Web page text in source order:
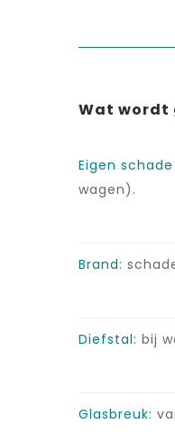
Wat wordt
Eigen
wagen).
Brand:
Diefstal: bij
Glasbreuk: